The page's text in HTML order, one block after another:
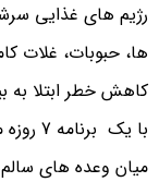
رژیم های غذایی
ها، حبوبات، غلات
کاهش خطر ابتلا به
با یک
میان وعده های